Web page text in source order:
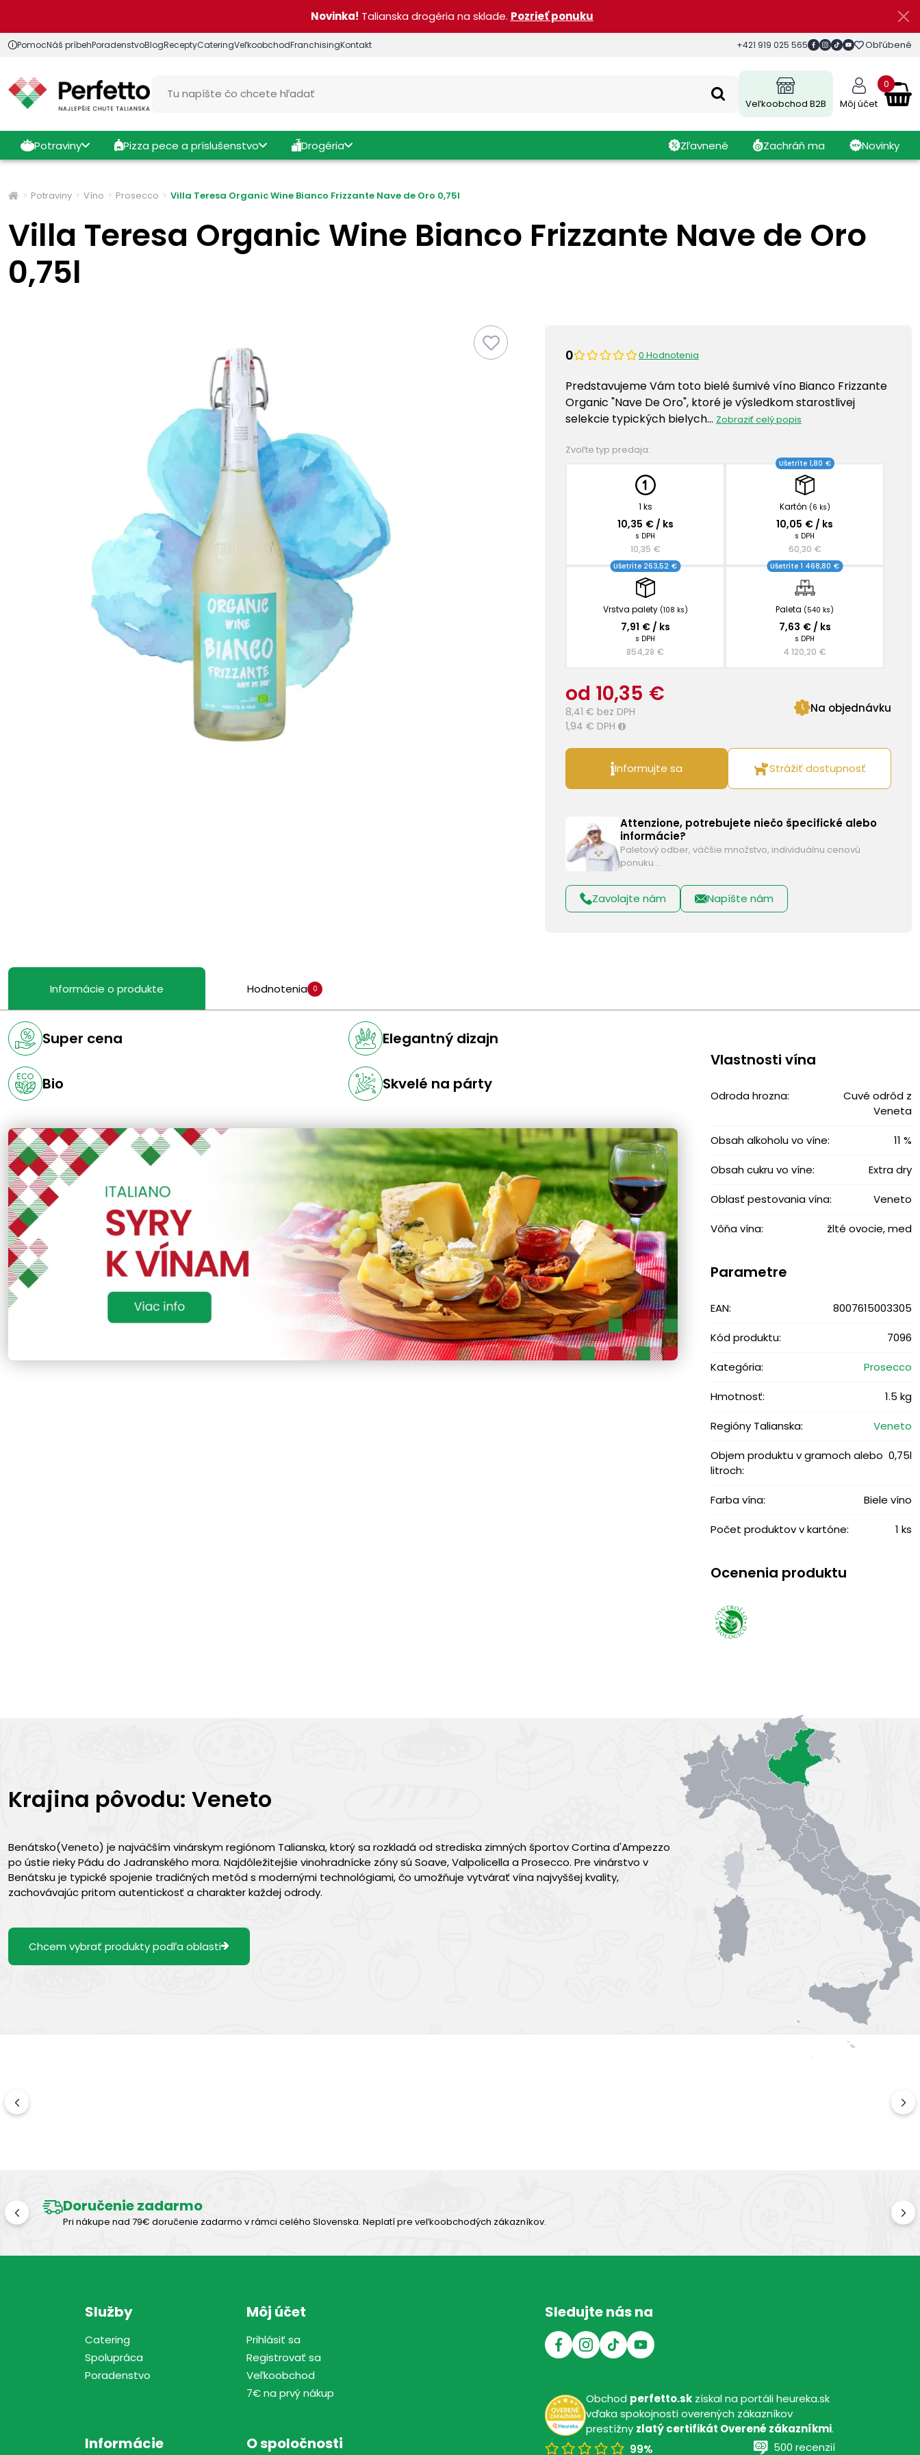
Novinka! Talianska drogéria na sklade. Pozrieť ponuku
PomocNáš príbehPoradenstvoBlogReceptyCateringVeľkoobchodFranchisingKontakt +421 919 025 565 Obľúbené
Veľkoobchod B2B Môj účet
0
Potraviny Pizza pece a príslušenstvo Drogéria Zľavnené Zachráň ma Novinky
Potraviny Víno Prosecco Villa Teresa Organic Wine Bianco Frizzante Nave de Oro 0,75l
Villa Teresa Organic Wine Bianco Frizzante Nave de Oro
0,75l
0 0 Hodnotenia
Predstavujeme Vám toto bielé šumivé víno Bianco Frizzante
Organic "Nave De Oro", ktoré je výsledkom starostlivej
selekcie typických bielych… Zobraziť celý popis
Zvoľte typ predaja:
1 ks
10,35 € / ks
s DPH
10,35 €
Kartón (6 ks)
Ušetríte 1,80 €
10,05 € / ks
s DPH
60,30 €
Vrstva palety (108 ks)
Ušetríte 263,52 €
7,91 € / ks
s DPH
854,28 €
Paleta (540 ks)
Ušetríte 1 468,80 €
7,63 € / ks
s DPH
4 120,20 €
od 10,35 €
8,41 € bez DPH
1,94 € DPH i
Na objednávku
Informujte sa Strážiť dostupnosť
Attenzione, potrebujete niečo špecifické alebo
informácie?
Paletový odber, väčšie množstvo, individuálnu cenovú
ponuku…
Zavolajte nám Napíšte nám
Informácie o produkte Hodnotenia 0
Super cena Elegantný dizajn
Bio Skvelé na párty
Vlastnosti vína
Odroda hrozna:
Cuvé odrôd z
Veneta
Obsah alkoholu vo víne: 11 %
Obsah cukru vo víne: Extra dry
Oblasť pestovania vína: Veneto
Vôňa vína: žlté ovocie, med
Parametre
EAN: 8007615003305
Kód produktu: 7096
Kategória: Prosecco
Hmotnosť: 1.5 kg
Regióny Talianska: Veneto
Objem produktu v gramoch alebo
litroch:
0,75l
Farba vína: Biele víno
Počet produktov v kartóne: 1 ks
Ocenenia produktu
Krajina pôvodu: Veneto
Benátsko(Veneto) je najväčším vinárskym regiónom Talianska, ktorý sa rozkladá od strediska zimných športov Cortina d'Ampezzo
po ústie rieky Pádu do Jadranského mora. Najdôležitejšie vinohradnícke zóny sú Soave, Valpolicella a Prosecco. Pre vinárstvo v
Benátsku je typické spojenie tradičných metód s modernými technológiami, čo umožňuje vytvárať vína najvyššej kvality,
zachovávajúc pritom autentickosť a charakter každej odrody.
Chcem vybrať produkty podľa oblasti
Doručenie zadarmo
Pri nákupe nad 79€ doručenie zadarmo v rámci celého Slovenska. Neplatí pre veľkoobchodých zákazníkov.
Služby
Catering
Spolupráca
Poradenstvo
Môj účet
Prihlásiť sa
Registrovať sa
Veľkoobchod
7€ na prvý nákup
Informácie O spoločnosti
Sledujte nás na
Obchod perfetto.skzískal na portáli heureka.sk
vďaka spokojnosti overených zákazníkov
prestížny zlatý certifikát Overené zákazníkmi.
99%
500 recenzií